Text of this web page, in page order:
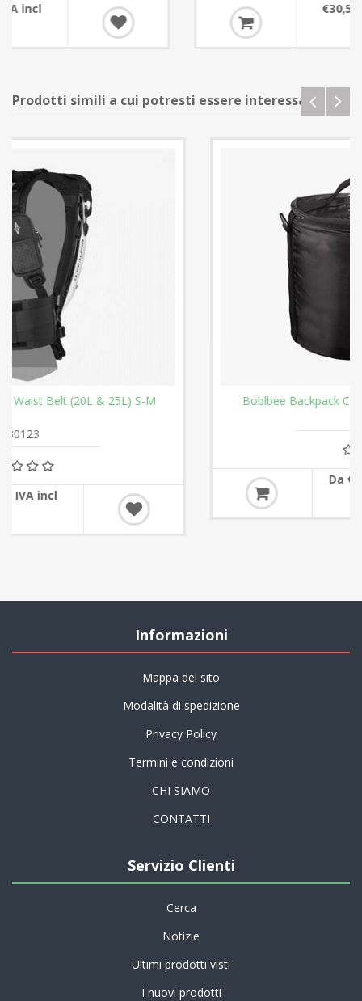
Prodotti simili a cui potresti essere interessato
Boblbee Backpack Camera Insert (Medium & Large)
Informazioni
Mappa del sito
Modalità di spedizione
Privacy Policy
Termini e condizioni
CHI SIAMO
CONTATTI
Servizio Clienti
Cerca
Notizie
Ultimi prodotti visti
I nuovi prodotti